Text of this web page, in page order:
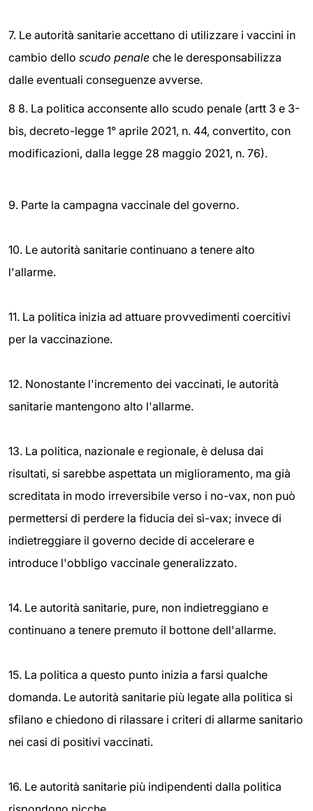
7. Le autorità sanitarie accettano di utilizzare i vaccini in
cambio dello scudo penale che le deresponsabilizza
dalle eventuali conseguenze avverse.
8 8. La politica acconsente allo scudo penale (artt 3 e 3-
bis, decreto-legge 1° aprile 2021, n. 44, convertito, con
modificazioni, dalla legge 28 maggio 2021, n. 76).
9. Parte la campagna vaccinale del governo.
10. Le autorità sanitarie continuano a tenere alto
l'allarme.
11. La politica inizia ad attuare provvedimenti coercitivi
per la vaccinazione.
12. Nonostante l'incremento dei vaccinati, le autorità
sanitarie mantengono alto l'allarme.
13. La politica, nazionale e regionale, è delusa dai
risultati, si sarebbe aspettata un miglioramento, ma già
screditata in modo irreversibile verso i no-vax, non può
permettersi di perdere la fiducia dei sì-vax; invece di
indietreggiare il governo decide di accelerare e
introduce l'obbligo vaccinale generalizzato.
14. Le autorità sanitarie, pure, non indietreggiano e
continuano a tenere premuto il bottone dell'allarme.
15. La politica a questo punto inizia a farsi qualche
domanda. Le autorità sanitarie più legate alla politica si
sfilano e chiedono di rilassare i criteri di allarme sanitario
nei casi di positivi vaccinati.
16. Le autorità sanitarie più indipendenti dalla politica